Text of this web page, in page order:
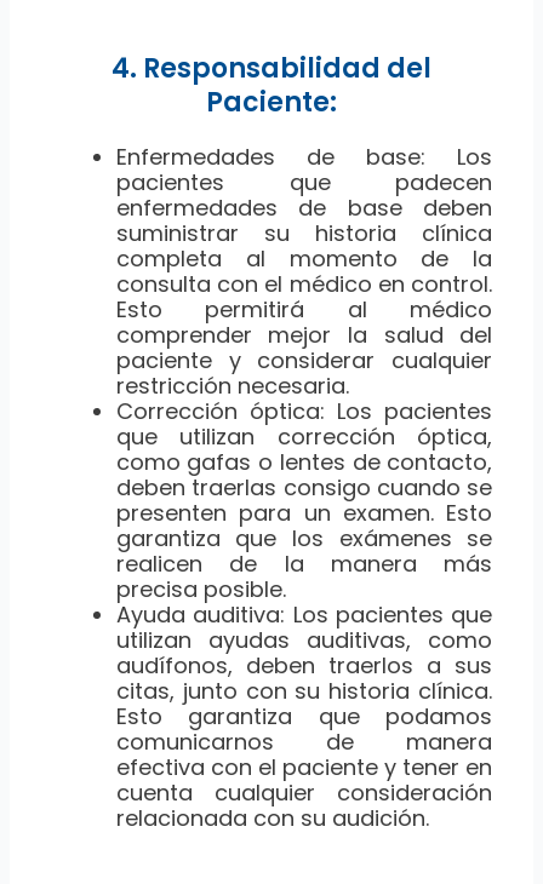
4. Responsabilidad del
Paciente:
Enfermedades de base: Los
pacientes que padecen
enfermedades de base deben
suministrar su historia clínica
completa al momento de la
consulta con el médico en control.
Esto permitirá al médico
comprender mejor la salud del
paciente y considerar cualquier
restricción necesaria.
Corrección óptica: Los pacientes
que utilizan corrección óptica,
como gafas o lentes de contacto,
deben traerlas consigo cuando se
presenten para un examen. Esto
garantiza que los exámenes se
realicen de la manera más
precisa posible.
Ayuda auditiva: Los pacientes que
utilizan ayudas auditivas, como
audífonos, deben traerlos a sus
citas, junto con su historia clínica.
Esto garantiza que podamos
comunicarnos de manera
efectiva con el paciente y tener en
cuenta cualquier consideración
relacionada con su audición.